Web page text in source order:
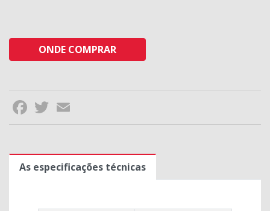
ONDE COMPRAR
Facebook
Twitter
As especificações técnicas